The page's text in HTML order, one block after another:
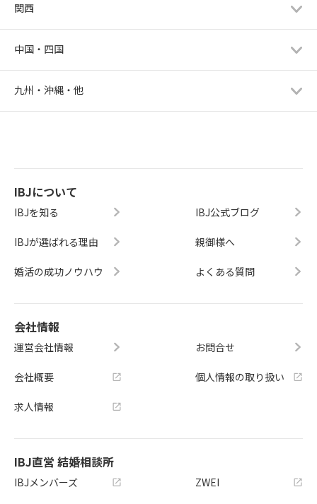
関西
中国・四国
九州・沖縄・他
IBJについて
IBJを知る
IBJが選ばれる理由
婚活の成功ノウハウ
IBJ公式ブログ
親御様へ
よくある質問
会社情報
運営会社情報
会社概要
求人情報
お問合せ
個人情報の取り扱い
IBJ直営 結婚相談所
IBJメンバーズ ZWEI